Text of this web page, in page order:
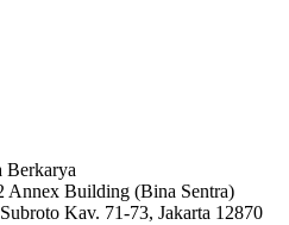
Berkarya
Annex Building (Bina Sentra)
Kav. 71-73, Jakarta 12870